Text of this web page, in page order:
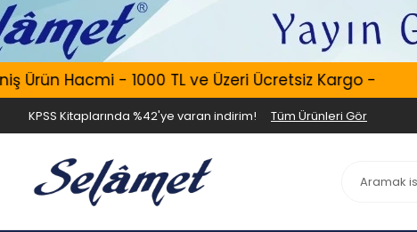
Hacmi - 1000 TL ve Üzeri Ücretsiz Kargo -
KPSS Kitaplarında %42'ye varan indirim! Tüm Ürünleri Gör